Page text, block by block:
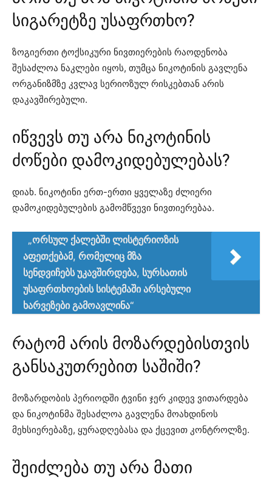
სიგარეტზე უსაფრთხო?
ზოგიერთი ტოქსიკური ნივთიერების რაოდენობა
შესაძლოა ნაკლები იყოს, თუმცა ნიკოტინის გავლენა
ორგანიზმზე კვლავ სერიოზულ რისკებთან არის
დაკავშირებული.
იწვევს თუ არა ნიკოტინის
ძოწები დამოკიდებულებას?
დიახ. ნიკოტინი ერთ-ერთი ყველაზე ძლიერი
დამოკიდებულების გამომწვევი ნივთიერებაა.
„ორსულ ქალებში ლისტერიოზის
აფეთქებამ, რომელიც მზა
სენდვიჩებს უკავშირდება, სურსათის
უსაფრთხოების სისტემაში არსებული
ხარვეზები გამოავლინა“
რატომ არის მოზარდებისთვის
განსაკუთრებით საშიში?
მოზარდობის პერიოდში ტვინი ჯერ კიდევ ვითარდება
და ნიკოტინმა შესაძლოა გავლენა მოახდინოს
მეხსიერებაზე, ყურადღებასა და ქცევით კონტროლზე.
შეიძლება თუ არა მათი